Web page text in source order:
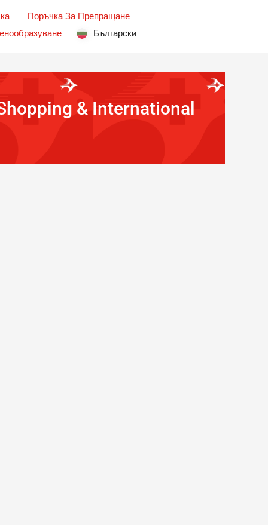
Поръчка За Препращане
Български
& International